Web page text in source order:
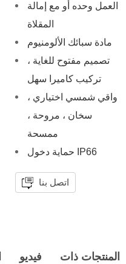
العمل وحده أو مع إمالة
المقلاة
مادة سبائك الألومنيوم
تصميم مفتوح للغاية ،
تركيب كاميرا سهل
واقي شمسي اختياري ،
سخان ، مروحة ،
ممسحة
حماية دخول IP66
اتصل بنا
فيديو
المنتجات ذات